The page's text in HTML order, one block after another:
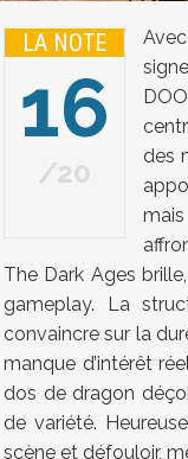
LA NOTE
16
20
des
The Dark Ages
gameplay. La
convaincre sur la
manque d’intérêt
dos de dragon
de variété.
scène et défouloir,